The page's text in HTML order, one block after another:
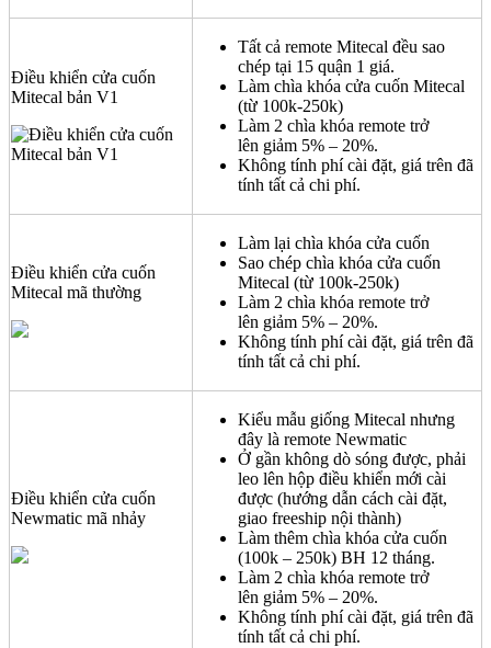
Điều khiển cửa cuốn
Mitecal bản V1
Tất cả remote Mitecal đều sao
chép tại 15 quận 1 giá.
Làm chìa khóa cửa cuốn Mitecal
(từ 100k-250k)
Làm 2 chìa khóa remote trở
lên giảm 5% – 20%.
Không tính phí cài đặt, giá trên đã
tính tất cả chi phí.
Điều khiển cửa cuốn
Mitecal mã thường
Làm lại chìa khóa cửa cuốn
Sao chép chìa khóa cửa cuốn
Mitecal (từ 100k-250k)
Làm 2 chìa khóa remote trở
lên giảm 5% – 20%.
Không tính phí cài đặt, giá trên đã
tính tất cả chi phí.
Điều khiển cửa cuốn
Newmatic mã nhảy
Kiểu mẫu giống Mitecal nhưng
đây là remote Newmatic
Ở gần không dò sóng được, phải
leo lên hộp điều khiển mới cài
được (hướng dẫn cách cài đặt,
giao freeship nội thành)
Làm thêm chìa khóa cửa cuốn
(100k – 250k) BH 12 tháng.
Làm 2 chìa khóa remote trở
lên giảm 5% – 20%.
Không tính phí cài đặt, giá trên đã
tính tất cả chi phí.